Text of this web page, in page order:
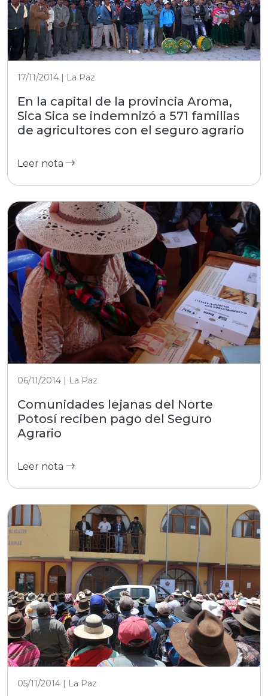
17/11/2014 | La Paz
En la capital de la provincia Aroma,
Sica Sica se indemnizó a 571 familias
de agricultores con el seguro agrario
Leer nota
06/11/2014 | La Paz
Comunidades lejanas del Norte
Potosí reciben pago del Seguro
Agrario
Leer nota
05/11/2014 | La Paz